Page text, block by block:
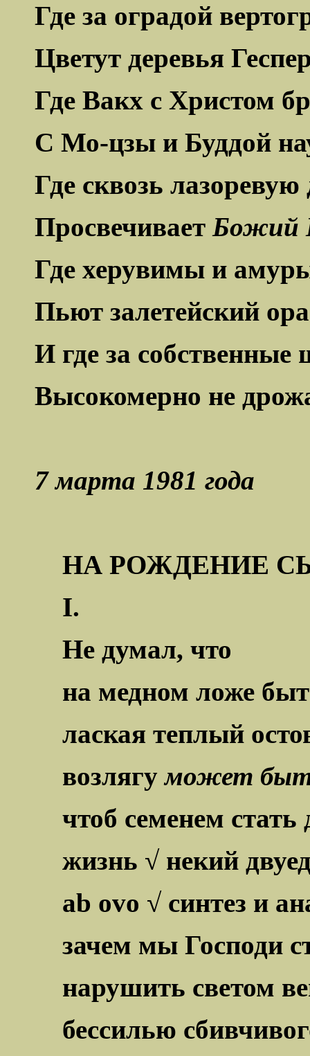
Где за оградой
Цветут деревья
Где Вакх с Христом
С Мо-цзы и Буддой
Где сквозь
Просвечивает Божий
Где херувимы и
Пьют залетейский
И где за
Высокомерно не
7 марта 1981 года
НА РОЖДЕНИЕ
I.
Не думал, что
на медном ложе
лаская теплый
возлягуможет
чтоб семенем стать
жизнь √ некий
ab ovo √ синтез и
зачем мы Господи
нарушить светом
бессилью